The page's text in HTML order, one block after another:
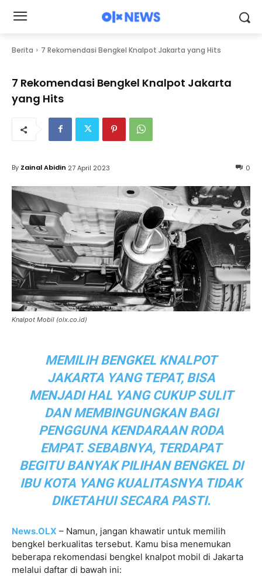
Berita 7 Rekomendasi Bengkel Knalpot Jakarta yang Hits
7 Rekomendasi Bengkel Knalpot Jakarta
yang Hits
0
By Zainal Abidin 27 April 2023
Knalpot Mobil (olx.co.id)
MEMILIH BENGKEL KNALPOT
JAKARTA YANG TEPAT, BISA
MENJADI HAL YANG CUKUP SULIT
DAN MEMBINGUNGKAN BAGI
PENGGUNA KENDARAAN RODA
EMPAT. SEBABNYA, TERDAPAT
BEGITU BANYAK PILIHAN BENGKEL DI
IBU KOTA YANG KUALITASNYA TIDAK
DIKETAHUI SECARA PASTI.
News.OLX – Namun, jangan khawatir untuk memilih
bengkel berkualitas tersebut. Kamu bisa menemukan
beberapa rekomendasi bengkel knalpot mobil di Jakarta
melalui daftar di bawah ini: